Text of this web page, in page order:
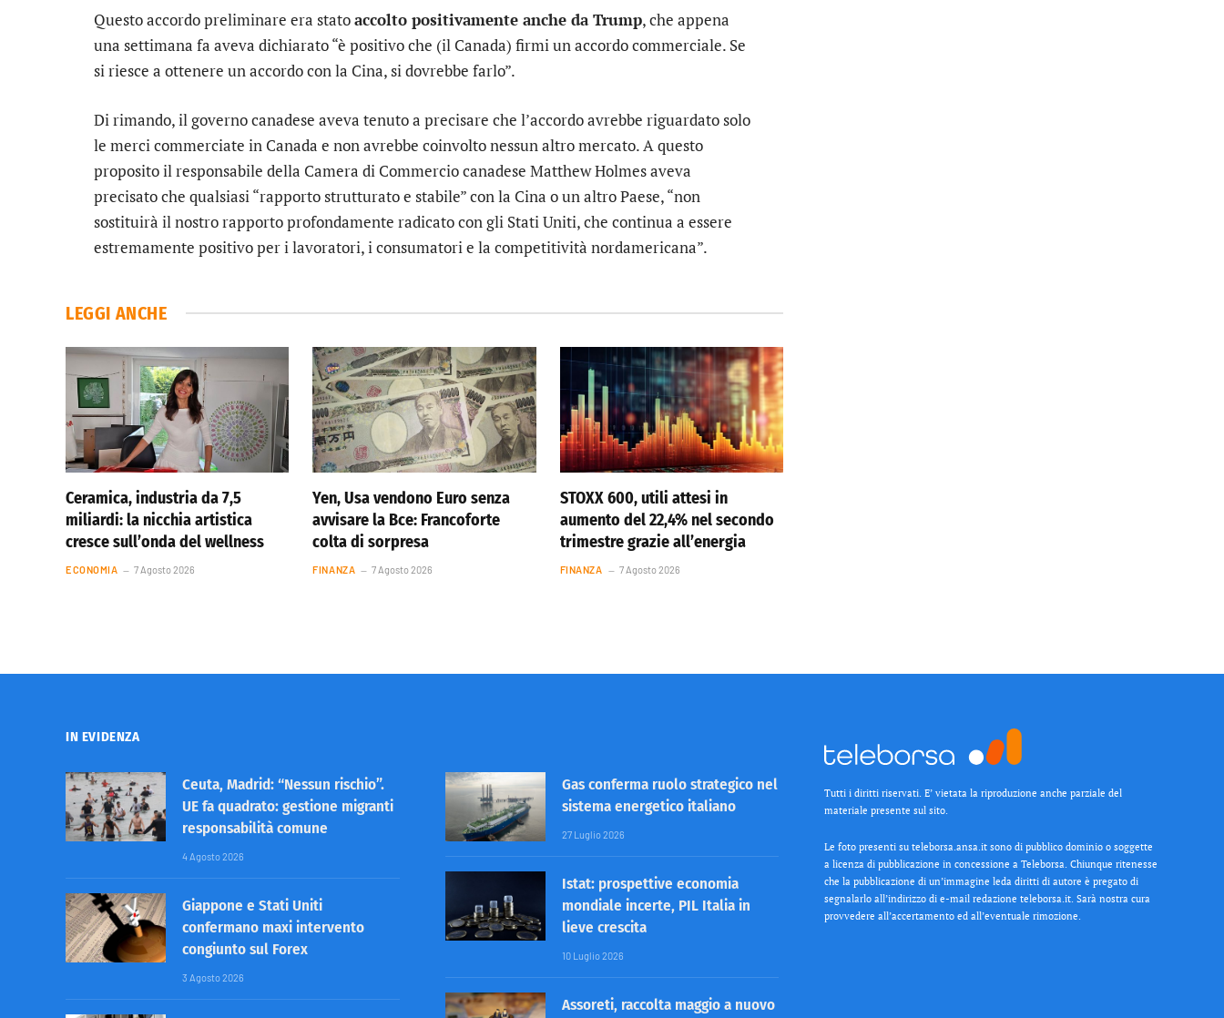
Questo accordo preliminare era statoaccolto positivamente anche da Trump, che appena
una settimana fa aveva dichiarato “è positivo che (il Canada) firmi un accordo commerciale. Se
si riesce a ottenere un accordo con la Cina, si dovrebbe farlo”.
Di rimando, il governo canadese aveva tenuto a precisare che l’accordo avrebbe riguardato solo
le merci commerciate in Canada e non avrebbe coinvolto nessun altro mercato. A questo
proposito il responsabile della Camera di Commercio canadese Matthew Holmes aveva
precisato che qualsiasi “rapporto strutturato e stabile” con la Cina o un altro Paese, “non
sostituirà il nostro rapporto profondamente radicato con gli Stati Uniti, che continua a essere
estremamente positivo per i lavoratori, i consumatori e la competitività nordamericana”.
LEGGI ANCHE
Ceramica, industria da 7,5
miliardi: la nicchia artistica
cresce sull’onda del wellness
ECONOMIA 7 Agosto 2026
Yen, Usa vendono Euro senza
avvisare la Bce: Francoforte
colta di sorpresa
FINANZA 7 Agosto 2026
STOXX 600, utili attesi in
aumento del 22,4% nel secondo
trimestre grazie all’energia
FINANZA 7 Agosto 2026
IN EVIDENZA
Ceuta, Madrid: “Nessun rischio”.
UE fa quadrato: gestione migranti
responsabilità comune
4 Agosto 2026
Giappone e Stati Uniti
confermano maxi intervento
congiunto sul Forex
3 Agosto 2026
Gas conferma ruolo strategico nel
sistema energetico italiano
27 Luglio 2026
Istat: prospettive economia
mondiale incerte, PIL Italia in
lieve crescita
10 Luglio 2026
Assoreti, raccolta maggio a nuovo
Tutti i diritti riservati. E’ vietata la riproduzione anche parziale del
materiale presente sul sito.
Le foto presenti su teleborsa.ansa.it sono di pubblico dominio o soggette
a licenza di pubblicazione in concessione a Teleborsa. Chiunque ritenesse
che la pubblicazione di un’immagine leda diritti di autore è pregato di
segnalarlo all’indirizzo di e-mail redazione teleborsa.it. Sarà nostra cura
provvedere all’accertamento ed all’eventuale rimozione.